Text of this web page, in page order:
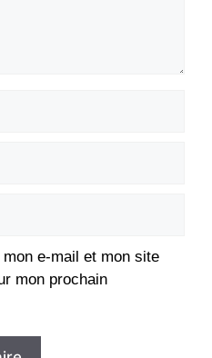
e-mail et mon site
mon prochain